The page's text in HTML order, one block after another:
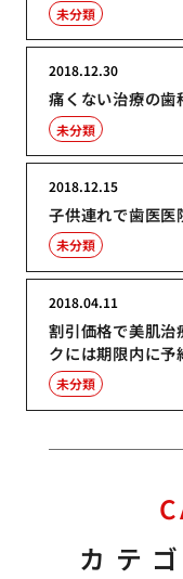
未分類
痛くない治療の歯
2018.12.30
未分類
子供連れで歯医医
2018.12.15
未分類
割引価格で美肌治
クには期限内に予
2018.04.11
未分類
カテ